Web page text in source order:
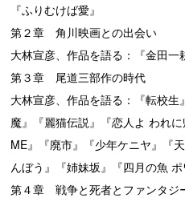
『ふりむけば愛』
第２章 角川映画との出会い
大林宣彦、作品を語る：『金田一
第３章 尾道三部作の時代
大林宣彦、作品を語る：『転校
魔』『麗猫伝説』『恋人よ われ
ME』『廃市』『少年ケニヤ』『
んぼう』『姉妹坂』『四月の魚 ポ
第４章 戦争と死者とファンタジ